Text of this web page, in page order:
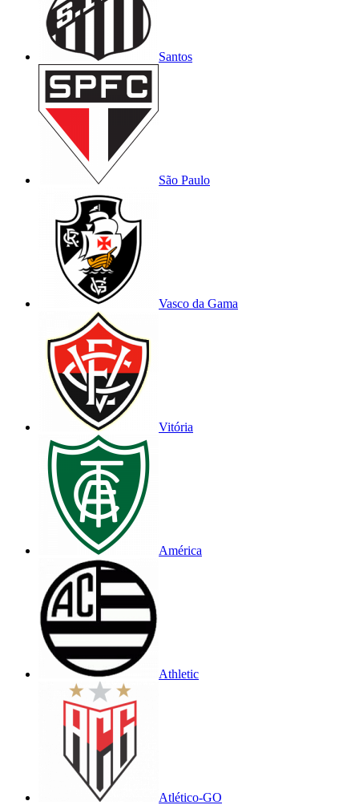
Santos
São Paulo
Vasco da Gama
Vitória
América
Athletic
Atlético-GO